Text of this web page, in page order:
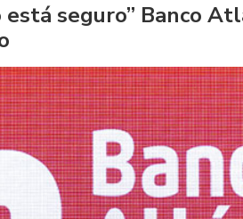
seguro” Banco